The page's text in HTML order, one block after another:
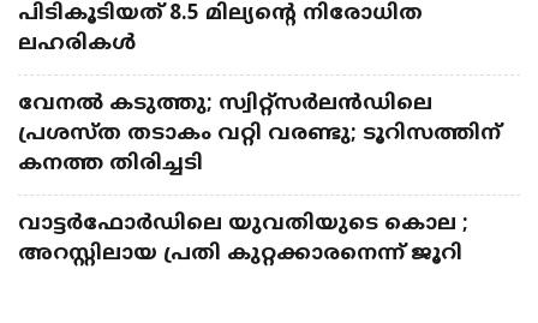
പിടികൂടിയത് 8.5 മില്യന്റെ നിരോധിത
ലഹരികൾ
വേനൽ കടുത്തു; സ്വിറ്റ്സർലൻഡിലെ
പ്രശസ്ത തടാകം വറ്റി വരണ്ടു; ടൂറിസത്തിന്
കനത്ത തിരിച്ചടി
വാട്ടർഫോർഡിലെ യുവതിയുടെ കൊല ;
അറസ്റ്റിലായ പ്രതി കുറ്റക്കാരനെന്ന് ജൂറി